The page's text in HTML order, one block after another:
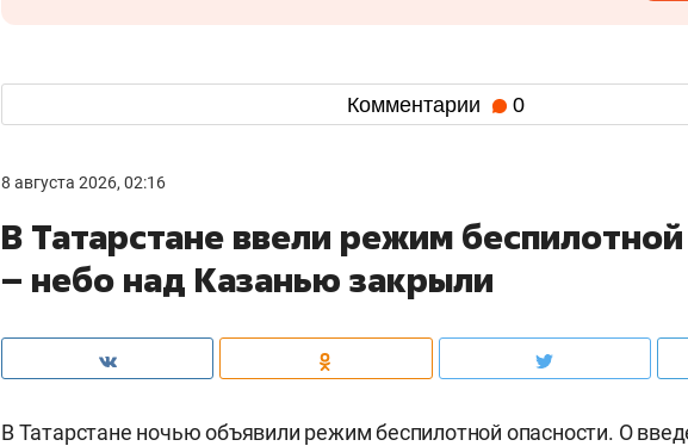
Комментарии 0
8 августа 2026, 02:16
В Татарстане ввели режим
– небо над Казанью закрыли
В Татарстане ночью объявили режим беспилотной опасности. О